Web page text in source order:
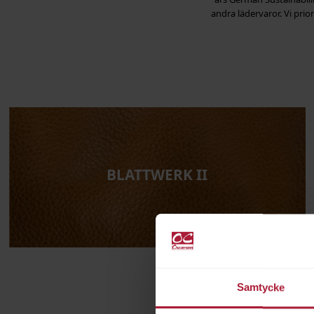
Samtycke
andra lädervaror. Vi
BLATTWERK II
Välkommen att boka tid